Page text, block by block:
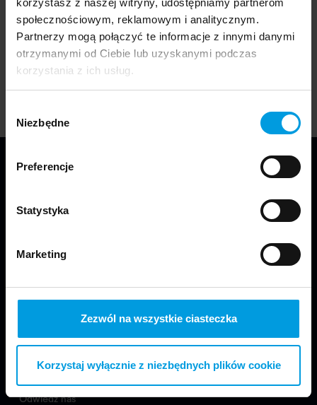
społecznościowym, reklamowym i analitycznym.
Partnerzy mogą połączyć te informacje z innymi danymi
otrzymanymi od Ciebie lub uzyskanymi podczas
korzystania z ich usług.
zgody
Niezbędne
Preferencje
Statystyka
Marketing
Zezwól na wszystkie ciasteczka
Korzystaj wyłącznie z niezbędnych plików cookie
w fabryce. Najciekawsze projekty zostały
zrealizowane i wprowadzone w przestrzeń publiczną
zrewitalizowanego kompleksu.
Odwiedź nas